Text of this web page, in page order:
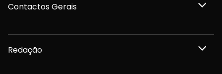
Contactos Gerais
Redação